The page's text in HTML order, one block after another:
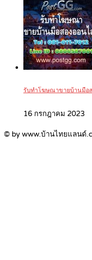
รับทำโฆษณาขายบ้านมือ
16 กรกฎาคม 2023
© by www.บ้านไทยแลนด์